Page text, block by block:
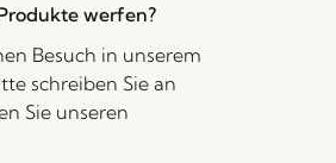
werfen?
Besuch in unserem
schreiben Sie an
Sie unseren